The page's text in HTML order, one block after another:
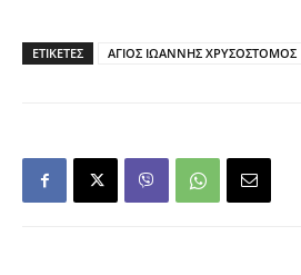
ΕΤΙΚΕΤΕΣ ΑΓΙΟΣ ΙΩΑΝΝΗΣ ΧΡΥΣΟΣΤΟΜΟΣ